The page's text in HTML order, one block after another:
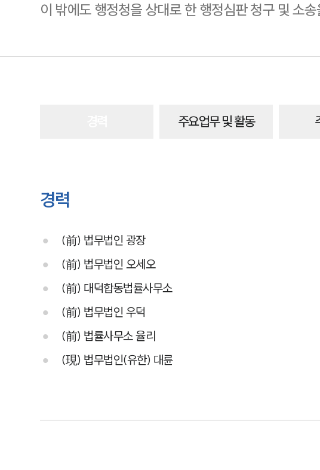
이 밖에도 행정청을 상대로 한 행정심판 청구 및 소
주요업무 및 활동
경력
(前) 법무법인 광장
(前) 법무법인 오세오
(前) 대덕합동법률사무소
(前) 법무법인 우덕
(前) 법률사무소 율리
(現) 법무법인(유한) 대륜